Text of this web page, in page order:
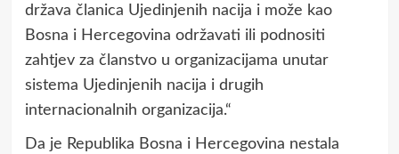
država članica Ujedinjenih nacija i može kao
Bosna i Hercegovina održavati ili podnositi
zahtjev za članstvo u organizacijama unutar
sistema Ujedinjenih nacija i drugih
internacionalnih organizacija.“
Da je Republika Bosna i Hercegovina nestala